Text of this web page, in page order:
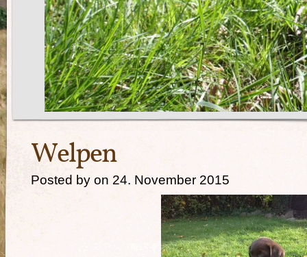
Welpen
Posted by on 24. November 2015